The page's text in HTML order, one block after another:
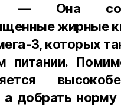
— Она
жирные
3, которых
питании.
а добрать норму